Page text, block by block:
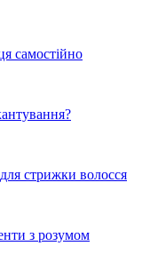
самостійно
стрижки волосся
з розумом